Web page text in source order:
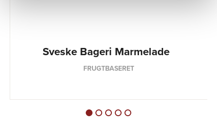
Sveske Bageri Marmelade
FRUGTBASERET